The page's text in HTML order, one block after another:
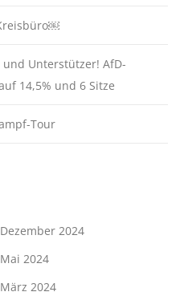
Unterstützer! AfD-
14,5% und 6 Sitze
Tour
Dezember 2024
Mai 2024
März 2024